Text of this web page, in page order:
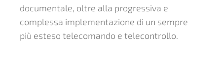
documentale, oltre alla progressiva e
complessa implementazione di un sempre
più esteso telecomando e telecontrollo.